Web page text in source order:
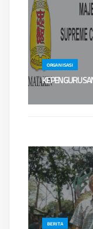
ORGANISASI
BERITA